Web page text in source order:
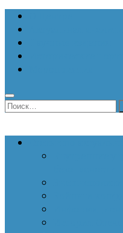
Найти: